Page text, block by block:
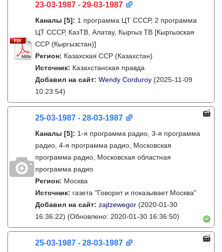
23-03-1987 - 29-03-1987
Каналы [5]: 1 программа ЦТ СССР, 2 программа
ЦТ СССР, КазТВ, Алатау, Кыргыз ТВ [Кыргызская
ССР (Кыргызстан)]
Регион: Казахская ССР (Казахстан)
Источник: Казахстанская правда
Добавил на сайт: Wendy Corduroy (2025-11-09
10:23:54)
25-03-1987 - 28-03-1987
Каналы [5]: 1-я программа радио, 3-я программа
радио, 4-я программа радио, Московская
программа радио, Московская областная
программа радио
Регион: Москва
Источник: газета "Говорит и показывает Москва"
Добавил на сайт: zajtzewegor (2020-01-30
16:36:22) (Обновлено: 2020-01-30 16:36:50)
25-03-1987 - 28-03-1987